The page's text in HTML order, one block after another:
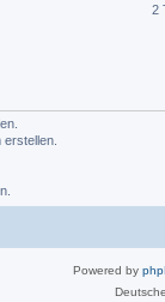
2
Powered by